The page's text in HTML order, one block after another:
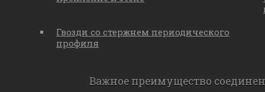
Гвозди со стержнем периодического
профиля
Важное преимущество